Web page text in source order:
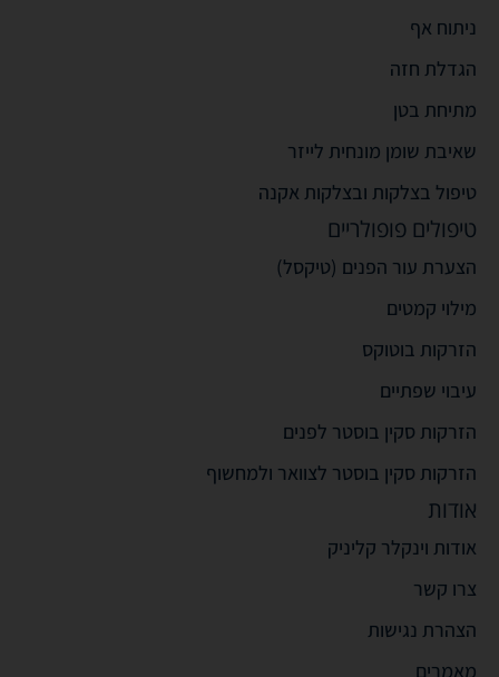
ניתוח אף
הגדלת חזה
מתיחת בטן
שאיבת שומן מונחית לייזר
טיפול בצלקות ובצלקות אקנה
טיפולים פופולריים
הצערת עור הפנים (טיקסל)
מילוי קמטים
הזרקות בוטוקס
עיבוי שפתיים
הזרקות סקין בוסטר לפנים
הזרקות סקין בוסטר לצוואר ולמחשוף
אודות
אודות וינקלר קליניק
צרו קשר
הצהרת נגישות
מאמרים